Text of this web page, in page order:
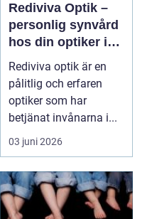
Rediviva Optik –
personlig synvård
hos din optiker i
Uppsala
Rediviva optik är en
pålitlig och erfaren
optiker som har
betjänat invånarna i...
03 juni 2026